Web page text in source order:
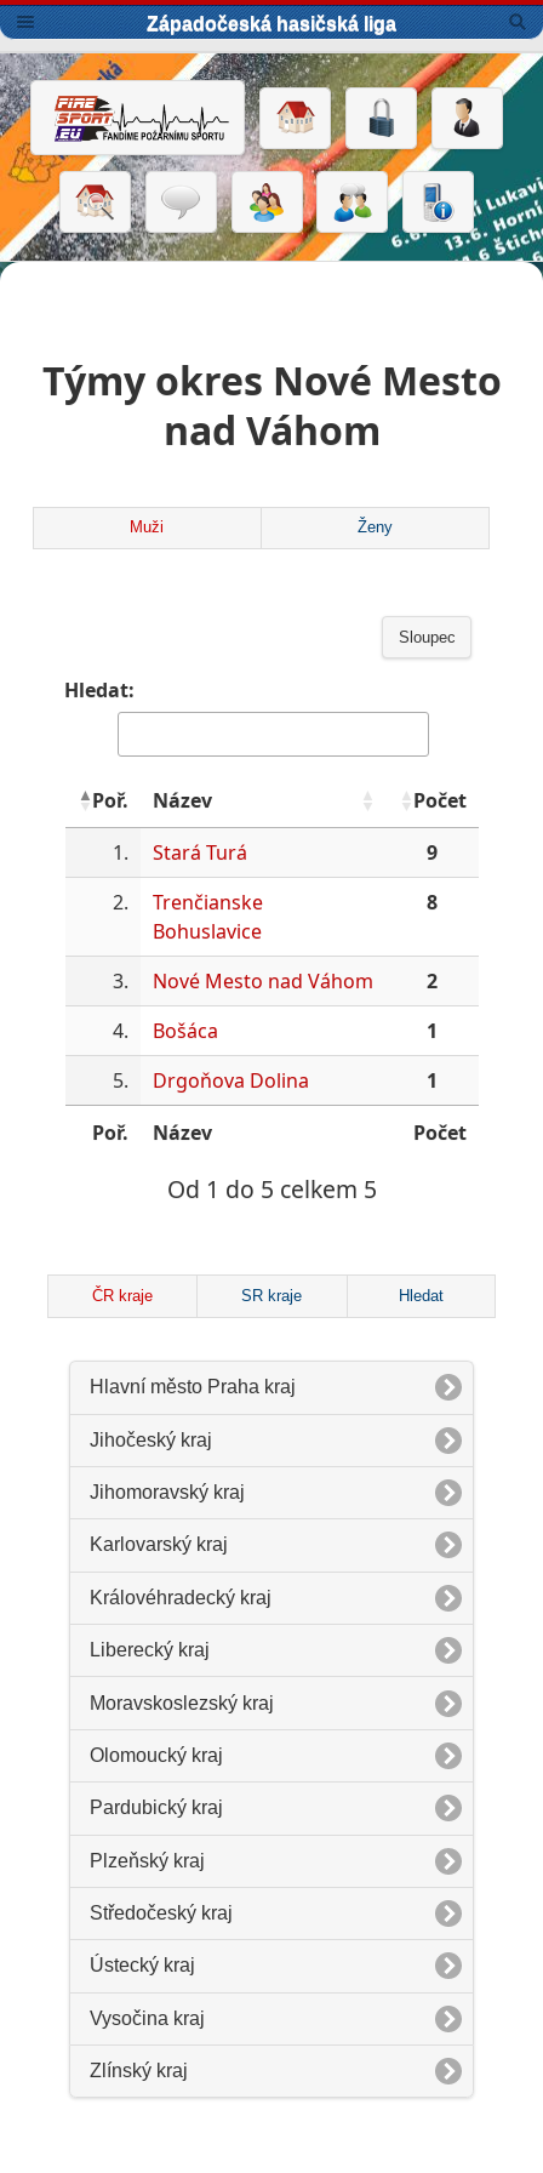
Západočeská hasičská liga
Týmy okres Nové Mesto
nad Váhom
Muži Ženy
Sloupec
Hledat:
Poř. Název
Počet
1.
Stará Turá
9
2.
Trenčianske
Bohuslavice
8
3. Nové Mesto nad Váhom
2
4.
Bošáca
1
5.
Drgoňova Dolina
1
Poř.
Název Počet
Od 1 do 5 celkem 5
ČR kraje SR kraje Hledat
Hlavní město Praha kraj
Jihočeský kraj
Jihomoravský kraj
Karlovarský kraj
Královéhradecký kraj
Liberecký kraj
Moravskoslezský kraj
Olomoucký kraj
Pardubický kraj
Plzeňský kraj
Středočeský kraj
Ústecký kraj
Vysočina kraj
Zlínský kraj